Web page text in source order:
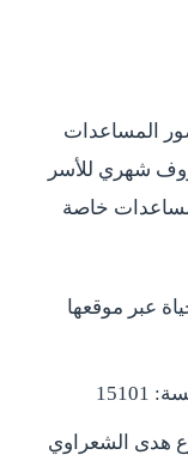
المساعدات
شهري للأسر
مساعدات خاصة
عبر موقعها
قطعة 9253 شارع هدى الشعراوي